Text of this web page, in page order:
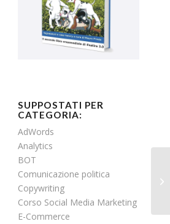
SUPPOSTATI PER
CATEGORIA:
AdWords
Analytics
BOT
Comunicazione politica
Copywriting
Corso Social Media Marketing
E-Commerce